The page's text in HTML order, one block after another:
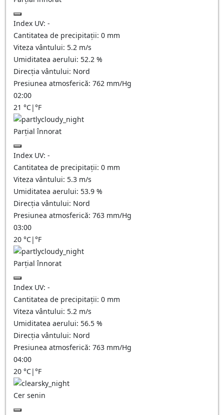
Index UV: -
Cantitatea de precipitații: 0 mm
Viteza vântului: 5.2 m/s
Umiditatea aerului: 52.2 %
Direcția vântului: Nord
Presiunea atmosferică: 762 mm/Hg
02:00
21 °C|°F
Parțial înnorat
Index UV: -
Cantitatea de precipitații: 0 mm
Viteza vântului: 5.3 m/s
Umiditatea aerului: 53.9 %
Direcția vântului: Nord
Presiunea atmosferică: 763 mm/Hg
03:00
20 °C|°F
Parțial înnorat
Index UV: -
Cantitatea de precipitații: 0 mm
Viteza vântului: 5.2 m/s
Umiditatea aerului: 56.5 %
Direcția vântului: Nord
Presiunea atmosferică: 763 mm/Hg
04:00
20 °C|°F
Cer senin